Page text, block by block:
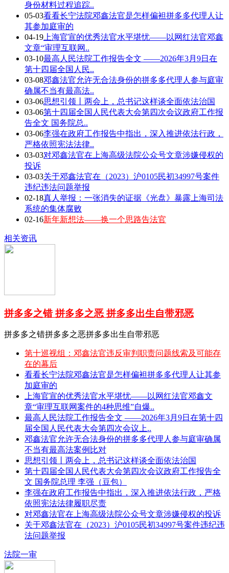
身份材料过程追踪..
05-03看看长宁法院邓鑫法官是怎样偏袒拼多多代理人让
其参加庭审的
04-19 上海官宣的优秀法官水平堪忧——以网红法官邓鑫
文章“审理互联网..
03-10最高人民法院工作报告全文 ——2026年3月9日在
第十四届全国人民..
03-08邓鑫法官允许无合法身份的拼多多代理人参与庭审
确属不当有最高法..
03-06思想引领丨两会上，总书记这样谈全面依法治国
03-06第十四届全国人民代表大会第四次会议政府工作报
告全文 国务院总..
03-06李强在政府工作报告中指出，深入推进依法行政，
严格依照宪法法律..
03-03对邓鑫法官在上海高级法院公众号文章涉嫌侵权的
投诉
03-03关于邓鑫法官在（2023）沪0105民初34997号案件
违纪违法问题举报
02-18真人举报：一张消失的证据《光盘》暴露上海司法
系统的集体腐败
02-16新年新想法——换一个思路告法官
相关资讯
拼多多之错 拼多多之恶 拼多多出生自带邪恶
拼多多之错拼多多之恶拼多多出生自带邪恶
第十巡视组：邓鑫法官违反审判职责问题线索及可能存
在的幕后
看看长宁法院邓鑫法官是怎样偏袒拼多多代理人让其参
加庭审的
上海官宣的优秀法官水平堪忧——以网红法官邓鑫文
章“审理互联网案件的4种思维”自爆..
最高人民法院工作报告全文 ——2026年3月9日在第十四
届全国人民代表大会第四次会议上..
邓鑫法官允许无合法身份的拼多多代理人参与庭审确属
不当有最高法案例比对
思想引领丨两会上，总书记这样谈全面依法治国
第十四届全国人民代表大会第四次会议政府工作报告全
文 国务院总理 李强（豆包）
李强在政府工作报告中指出，深入推进依法行政，严格
依照宪法法律履职尽责
对邓鑫法官在上海高级法院公众号文章涉嫌侵权的投诉
关于邓鑫法官在（2023）沪0105民初34997号案件违纪违
法问题举报
法院一审